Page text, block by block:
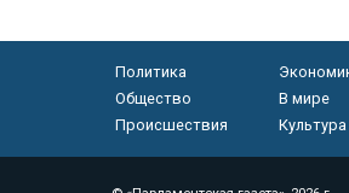
Политика
Общество
В мире
Происшествия
Культура